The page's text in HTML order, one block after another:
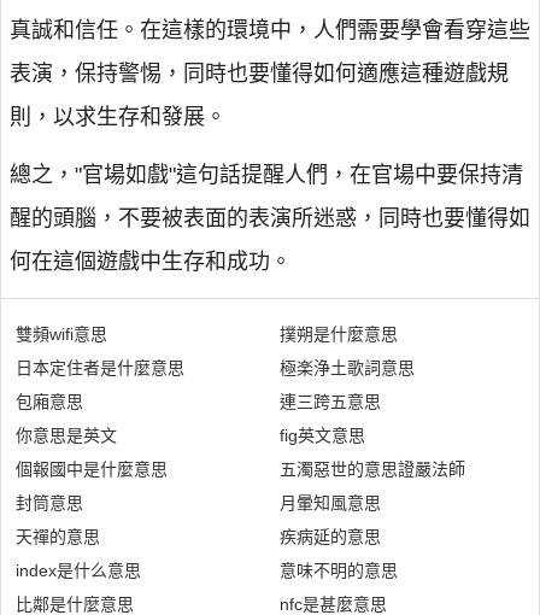
真誠和信任。在這樣的環境中，人們需要學會看穿這些
表演，保持警惕，同時也要懂得如何適應這種遊戲規
則，以求生存和發展。
總之，"官場如戲"這句話提醒人們，在官場中要保持清
醒的頭腦，不要被表面的表演所迷惑，同時也要懂得如
何在這個遊戲中生存和成功。
雙頻wifi意思
日本定住者是什麼意思
包廂意思
你意思是英文
個報國中是什麼意思
封筒意思
天禪的意思
index是什么意思
比鄰是什麼意思
撲朔是什麼意思
極楽浄土歌詞意思
連三跨五意思
fig英文意思
五濁惡世的意思證嚴法師
月暈知風意思
疾病延的意思
意味不明的意思
nfc是甚麼意思